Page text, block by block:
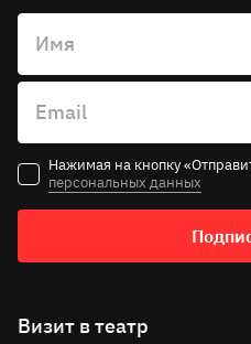
Имя
Email
Нажимая на кнопку
персональных данных
Визит в театр